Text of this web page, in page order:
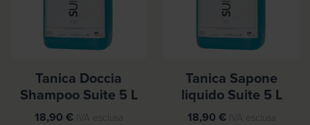
Tanica Doccia
Shampoo Suite 5 L
18,90 € IVA esclusa
Tanica Sapone
liquido Suite 5 L
18,90 € IVA esclusa